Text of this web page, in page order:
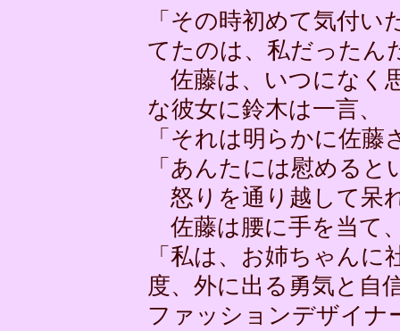
「その時初めて気付
てたのは、私だったん
佐藤は、いつになく
な彼女に鈴木は一言、
「それは明らかに佐
「あんたには慰める
怒りを通り越して呆
佐藤は腰に手を当て
「私は、お姉ちゃん
度、外に出る勇気と自
ファッションデザイナ